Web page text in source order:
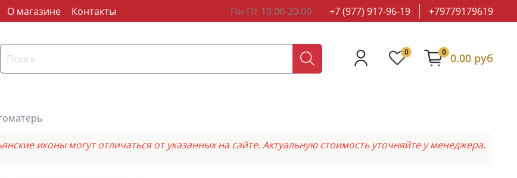
О магазине Контакты Пн-Пт 10.00-20.00 +7 (977) 917-96-19 +79779179619
0 0 0.00 руб
иконы могут отличаться от указанных на сайте. Актуальную стоимость уточняйте у менеджера.